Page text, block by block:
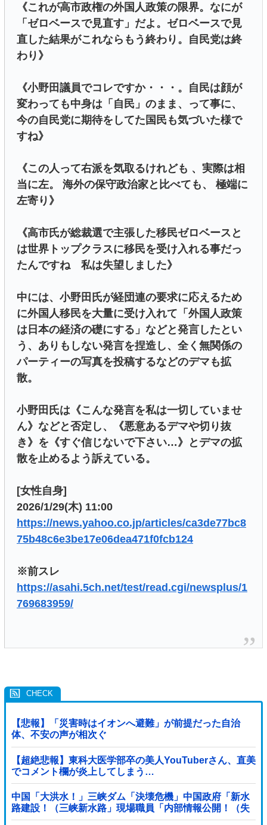
《これが高市政権の外国人政策の限界。なにが
「ゼロベースで見直す」だよ。ゼロベースで見
直した結果がこれならもう終わり。自民党は終
わり》
《小野田議員でコレですか・・・。自民は顔が
変わっても中身は「自民」のまま、って事に、
今の自民党に期待をしてた国民も気づいた様で
すね》
《この人って右派を気取るけれども 、実際は相
当に左。 海外の保守政治家と比べても、 極端に
左寄り》
《高市氏が総裁選で主張した移民ゼロベースと
は世界トップクラスに移民を受け入れる事だっ
たんですね 私は失望しました》
中には、小野田氏が経団連の要求に応えるため
に外国人移民を大量に受け入れて「外国人政策
は日本の経済の礎にする」などと発言したとい
う、ありもしない発言を捏造し、全く無関係の
パーティーの写真を投稿するなどのデマも拡
散。
小野田氏は《こんな発言を私は一切していませ
ん》などと否定し、《悪意あるデマや切り抜
き》を《すぐ信じないで下さい…》とデマの拡
散を止めるよう訴えている。
[女性自身]
2026/1/29(木) 11:00
https://news.yahoo.co.jp/articles/ca3de77bc8
75b48c6e3be17e06dea471f0fcb124
※前スレ
https://asahi.5ch.net/test/read.cgi/newsplus/1
769683959/
【悲報】「災害時はイオンへ避難」が前提だった自治
体、不安の声が相次ぐ
【超絶悲報】東科大医学部卒の美人YouTuberさん、直美
でコメント欄が炎上してしまう…
中国「大洪水！」三峡ダム「決壊危機」中国政府「新水
路建設！（三峡新水路」現場職員「内部情報公開！（失
踪」湖南省「三峡放流情報（画像」台風13号「...